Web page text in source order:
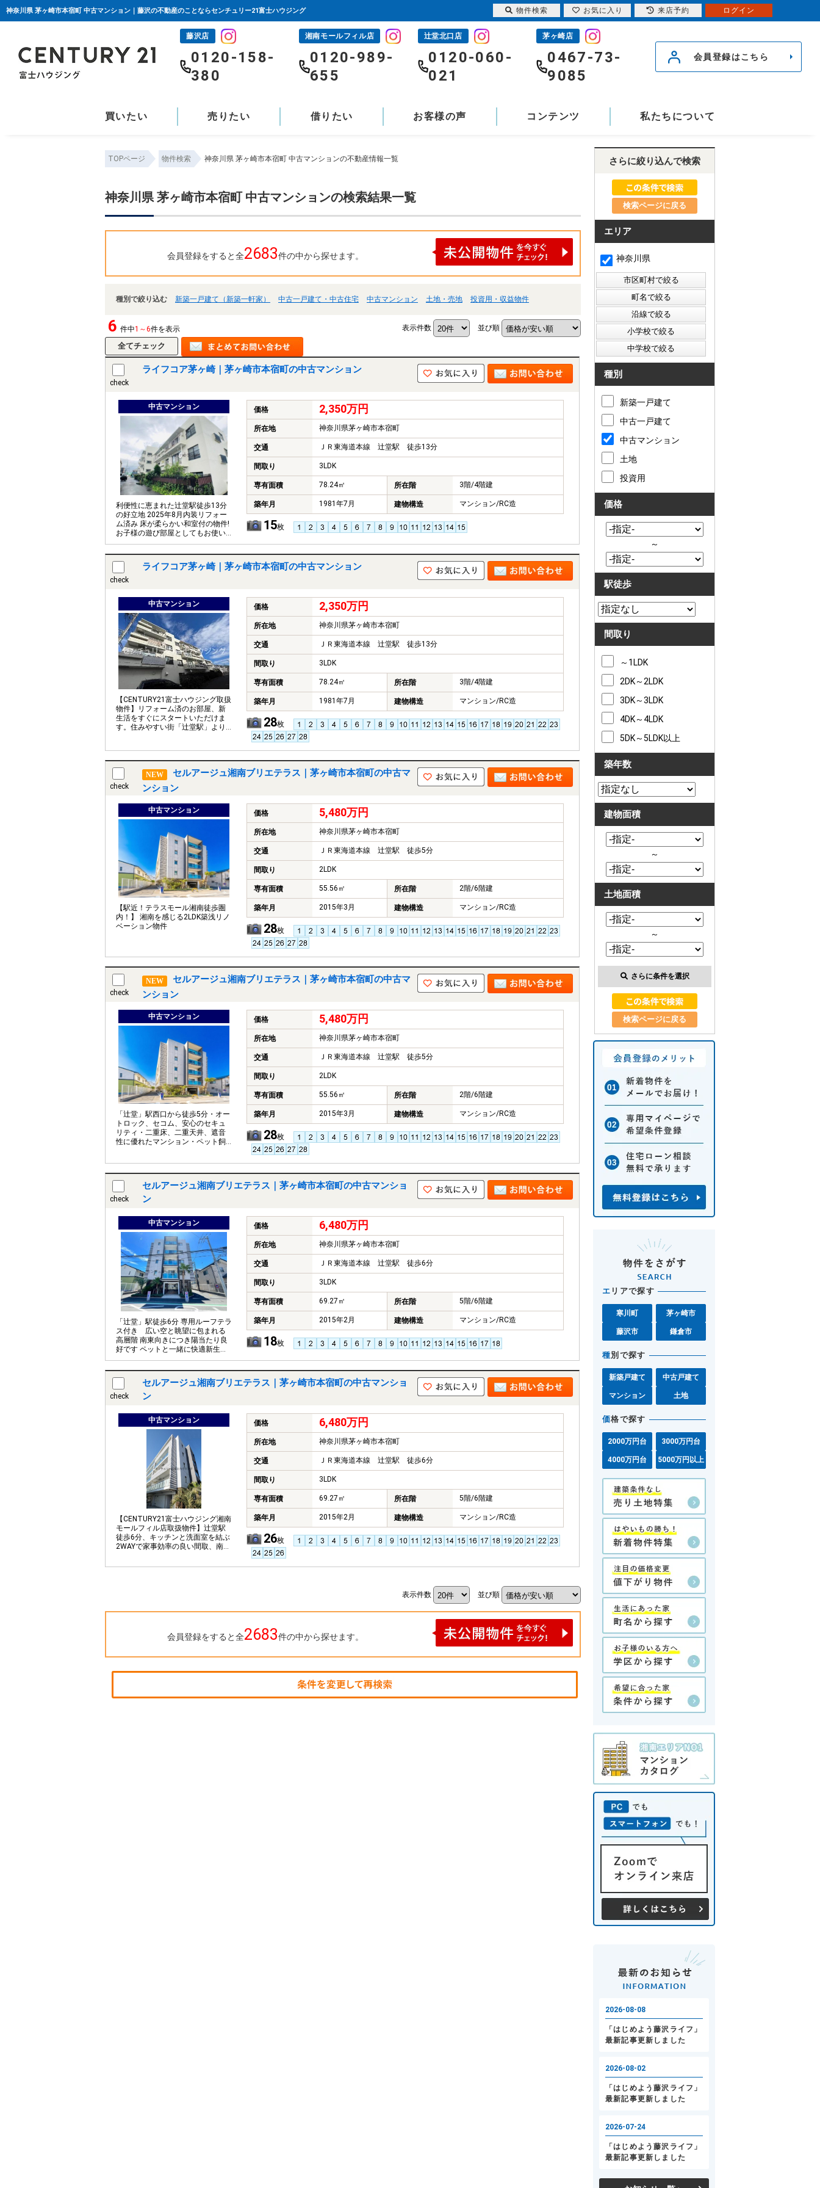
神奈川県 茅ヶ崎市本宿町 中古マンション｜藤沢の不動産のことならセンチュリー21富士ハウジング
藤沢店
0120-158-
380
湘南モールフィル店
0120-989-
655
辻堂北口店
0120-060-
021
茅ヶ崎店
0467-73-
9085
会員登録はこちら
買いたい 売りたい 借りたい お客様の声 コンテンツ 私たちについて
TOPページ 物件検索 神奈川県 茅ヶ崎市本宿町 中古マンションの不動産情報一覧
神奈川県 茅ヶ崎市本宿町 中古マンションの検索結果一覧
会員登録をすると全2683件の中から探せます。
種別で絞り込む 新築一戸建て（新築一軒家） 中古一戸建て・中古住宅 中古マンション 土地・売地 投資用・収益物件
6 件中1～6件を表示 表示件数 並び順
check
ライフコア茅ヶ崎｜茅ヶ崎市本宿町の中古マンション
中古マンション
利便性に恵まれた辻堂駅徒歩13分
の好立地 2025年8月内装リフォー
ム済み 床が柔らかい和室付の物件!
お子様の遊び部屋としてもお使い
いただけます。
価格 2,350万円
所在地 神奈川県茅ヶ崎市本宿町
交通 ＪＲ東海道本線 辻堂駅 徒歩13分
間取り 3LDK
専有面積 78.24㎡ 所在階 3階/4階建
築年月 1981年7月 建物構造 マンション/RC造
15枚
check
ライフコア茅ヶ崎｜茅ヶ崎市本宿町の中古マンション
中古マンション
【CENTURY21富士ハウジング取扱
物件】リフォーム済のお部屋、新
生活をすぐにスタートいただけま
す。住みやすい街「辻堂駅」より
価格 2,350万円
所在地 神奈川県茅ヶ崎市本宿町
交通 ＪＲ東海道本線 辻堂駅 徒歩13分
間取り 3LDK
専有面積 78.24㎡ 所在階 3階/4階建
築年月 1981年7月 建物構造 マンション/RC造
28枚
check
NEW
セルアージュ湘南ブリエテラス｜茅ヶ崎市本宿町の中古マ
ンション
中古マンション
【駅近！テラスモール湘南徒歩圏
内！】 湘南を感じる2LDK築浅リノ
ベーション物件
価格 5,480万円
所在地 神奈川県茅ヶ崎市本宿町
交通 ＪＲ東海道本線 辻堂駅 徒歩5分
間取り 2LDK
専有面積 55.56㎡ 所在階 2階/6階建
築年月 2015年3月 建物構造 マンション/RC造
28枚
check
NEW
セルアージュ湘南ブリエテラス｜茅ヶ崎市本宿町の中古マ
ンション
中古マンション
「辻堂」駅西口から徒歩5分・オー
トロック、セコム、安心のセキュ
リティ・二重床、二重天井、遮音
性に優れたマンション・ペット飼
価格 5,480万円
所在地 神奈川県茅ヶ崎市本宿町
交通 ＪＲ東海道本線 辻堂駅 徒歩5分
間取り 2LDK
専有面積 55.56㎡ 所在階 2階/6階建
築年月 2015年3月 建物構造 マンション/RC造
28枚
check
セルアージュ湘南ブリエテラス｜茅ヶ崎市本宿町の中古マンショ
ン
中古マンション
「辻堂」駅徒歩6分 専用ルーフテラ
ス付き 広い空と眺望に包まれる
高層階 南東向きにつき陽当たり良
好です ペットと一緒に快適新生活
をスタート
価格 6,480万円
所在地 神奈川県茅ヶ崎市本宿町
交通 ＪＲ東海道本線 辻堂駅 徒歩6分
間取り 3LDK
専有面積 69.27㎡ 所在階 5階/6階建
築年月 2015年2月 建物構造 マンション/RC造
18枚
check
セルアージュ湘南ブリエテラス｜茅ヶ崎市本宿町の中古マンショ
ン
中古マンション
【CENTURY21富士ハウジング湘南
モールフィル店取扱物件】辻堂駅
徒歩6分、キッチンと洗面室を結ぶ
2WAYで家事効率の良い間取、南東
価格 6,480万円
所在地 神奈川県茅ヶ崎市本宿町
交通 ＪＲ東海道本線 辻堂駅 徒歩6分
間取り 3LDK
専有面積 69.27㎡ 所在階 5階/6階建
築年月 2015年2月 建物構造 マンション/RC造
26枚
表示件数 並び順
会員登録をすると全2683件の中から探せます。
さらに絞り込んで検索
検索ページに戻る
エリア
神奈川県
種別
新築一戸建て
中古一戸建て
中古マンション
土地
投資用
価格
～
駅徒歩
間取り
～1LDK
2DK～2LDK
3DK～3LDK
4DK～4LDK
5DK～5LDK以上
築年数
建物面積
～
土地面積
～
さらに条件を選択
検索ページに戻る
エ リアで探す
寒川町 茅ヶ崎市
藤沢市 鎌倉市
種別で探す
新築戸建て 中古戸建て
マンション 土地
価格で探す
2000万円台 3000万円台
4000万円台 5000万円以上
物件検索 お気に入り 来店予約 ログイン